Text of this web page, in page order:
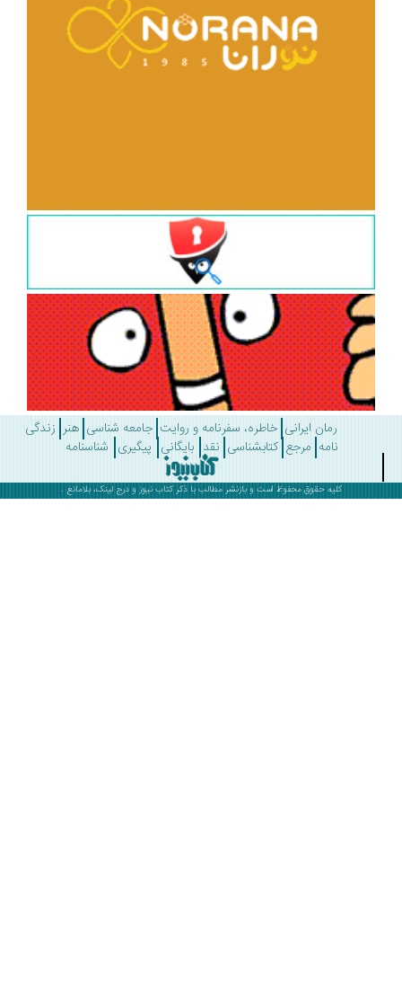
رمان ایرانی خاطره، سفرنامه و روایت جامعه شناسی هنر زندگی
مرجع کتابشناسی نقد بایگانی پیگیری شناسنامه
کلیه حقوق محفوظ است و بازنشر مطالب با ذکرکتاب نیوز و درج لینک، بلامانع .